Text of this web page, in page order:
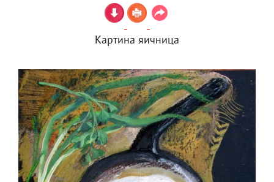
Картина яичница